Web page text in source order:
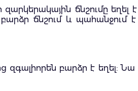
ճնշումը
ճնշում և պահանջում է
զգալիորեն բարձր է եղել: